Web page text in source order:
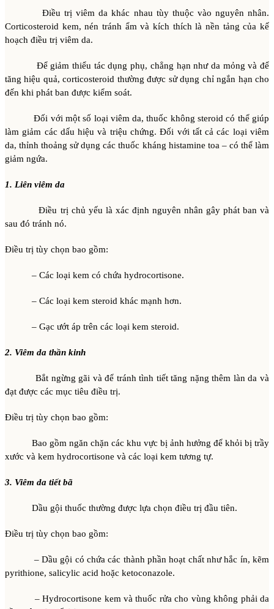
Điều trị viêm da khác nhau tùy thuộc vào nguyên nhân.
Corticosteroid kem, nén tránh ẩm và kích thích là nền tảng của kế
hoạch điều trị viêm da.
Để giảm thiểu tác dụng phụ, chẳng hạn như da mỏng và để
tăng hiệu quả, corticosteroid thường được sử dụng chỉ ngắn hạn cho
đến khi phát ban được kiểm soát.
Đối với một số loại viêm da, thuốc không steroid có thể giúp
làm giảm các dấu hiệu và triệu chứng. Đối với tất cả các loại viêm
da, thỉnh thoảng sử dụng các thuốc kháng histamine toa – có thể làm
giảm ngứa.
1. Liên viêm da
Điều trị chủ yếu là xác định nguyên nhân gây phát ban và
sau đó tránh nó.
Điều trị tùy chọn bao gồm:
– Các loại kem có chứa hydrocortisone.
– Các loại kem steroid khác mạnh hơn.
– Gạc ướt áp trên các loại kem steroid.
2. Viêm da thần kinh
Bắt ngừng gãi và để tránh tình tiết tăng nặng thêm làn da và
đạt được các mục tiêu điều trị.
Điều trị tùy chọn bao gồm:
Bao gồm ngăn chặn các khu vực bị ảnh hưởng để khỏi bị trầy
xước và kem hydrocortisone và các loại kem tương tự.
3. Viêm da tiết bã
Dầu gội thuốc thường được lựa chọn điều trị đầu tiên.
Điều trị tùy chọn bao gồm:
– Dầu gội có chứa các thành phần hoạt chất như hắc ín, kẽm
pyrithione, salicylic acid hoặc ketoconazole.
– Hydrocortisone kem và thuốc rửa cho vùng không phải da